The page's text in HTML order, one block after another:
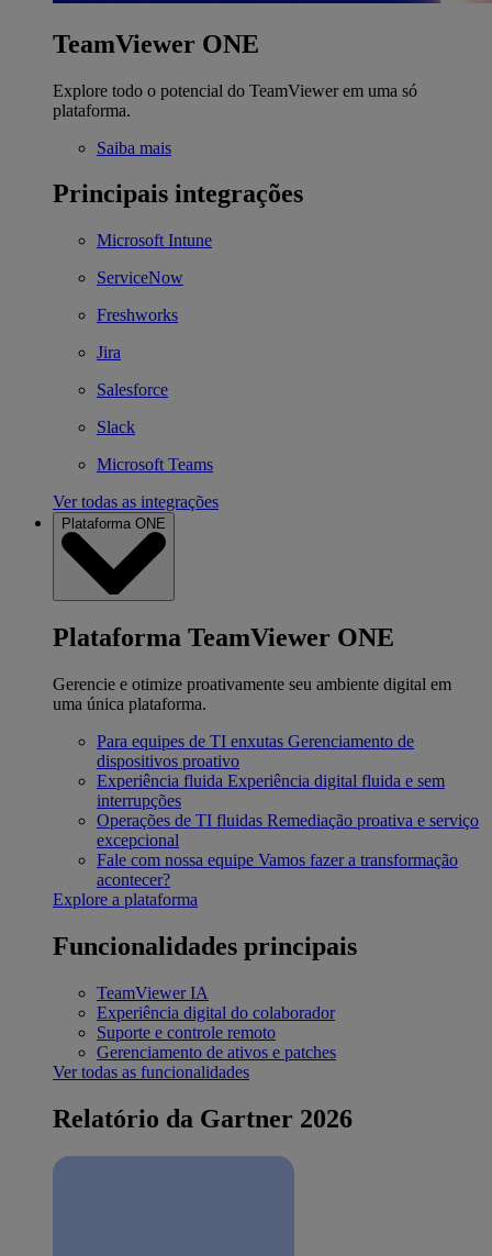
TeamViewer ONE
Explore todo o potencial do TeamViewer em uma só
plataforma.
Saiba mais
Principais integrações
Microsoft Intune
ServiceNow
Freshworks
Jira
Salesforce
Slack
Microsoft Teams
Ver todas as integrações
Plataforma ONE
Plataforma TeamViewer ONE
Gerencie e otimize proativamente seu ambiente digital em
uma única plataforma.
Para equipes de TI enxutas Gerenciamento de
dispositivos proativo
Experiência fluida Experiência digital fluida e sem
interrupções
Operações de TI fluidas Remediação proativa e serviço
excepcional
Fale com nossa equipe Vamos fazer a transformação
acontecer?
Explore a plataforma
Funcionalidades principais
TeamViewer IA
Experiência digital do colaborador
Suporte e controle remoto
Gerenciamento de ativos e patches
Ver todas as funcionalidades
Relatório da Gartner 2026